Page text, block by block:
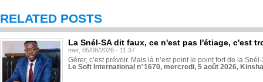
RELATED POSTS
La Snél-SA dit faux, ce n'est pas l'étiage, c'est
mer, 05/08/2026 - 11:37
Gérer, c’est prévoir. Mais là n’est point le point fort de la
Le Soft International n°1670, mercredi, 5 août 2026,